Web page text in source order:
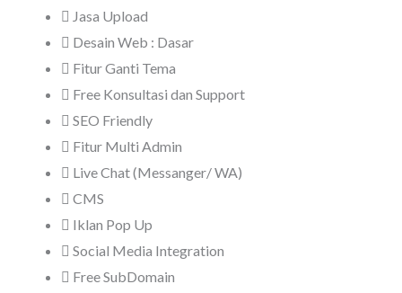
Jasa Upload
Desain Web : Dasar
Fitur Ganti Tema
Free Konsultasi dan Support
SEO Friendly
Fitur Multi Admin
Live Chat (Messanger/ WA)
CMS
Iklan Pop Up
Social Media Integration
Free SubDomain